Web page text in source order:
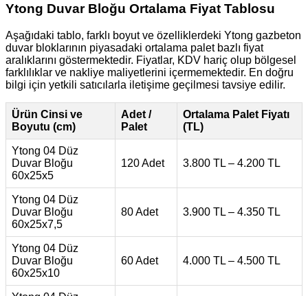
Ytong Duvar Bloğu Ortalama Fiyat Tablosu
Aşağıdaki tablo, farklı boyut ve özelliklerdeki Ytong gazbeton
duvar bloklarının piyasadaki ortalama palet bazlı fiyat
aralıklarını göstermektedir. Fiyatlar, KDV hariç olup bölgesel
farklılıklar ve nakliye maliyetlerini içermemektedir. En doğru
bilgi için yetkili satıcılarla iletişime geçilmesi tavsiye edilir.
Ürün Cinsi ve
Boyutu (cm)
Adet /
Palet
Ortalama Palet Fiyatı
(TL)
Ytong 04 Düz
Duvar Bloğu
60x25x5
120 Adet 3.800 TL – 4.200 TL
Ytong 04 Düz
Duvar Bloğu
60x25x7,5
80 Adet 3.900 TL – 4.350 TL
Ytong 04 Düz
Duvar Bloğu
60x25x10
60 Adet 4.000 TL – 4.500 TL